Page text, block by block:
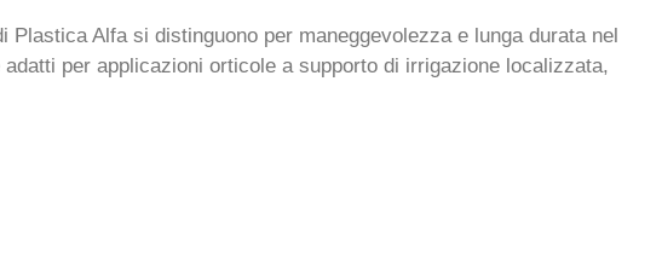
Plastica Alfa si distinguono per maneggevolezza e lunga durata nel
per applicazioni orticole a supporto di irrigazione localizzata,